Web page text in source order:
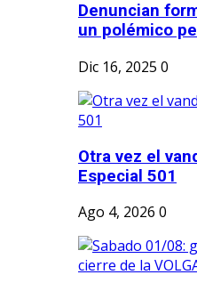
Denuncian
un polémico
Dic 16, 2025 0
Otra vez el
Especial 501
Ago 4, 2026 0